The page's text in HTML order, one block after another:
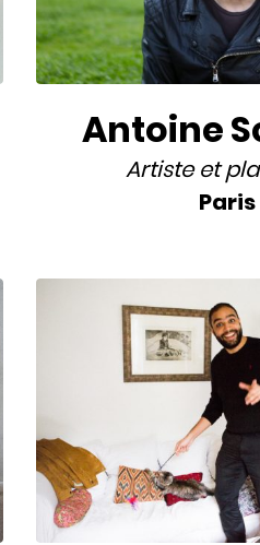
Antoine
Artisteet
Paris